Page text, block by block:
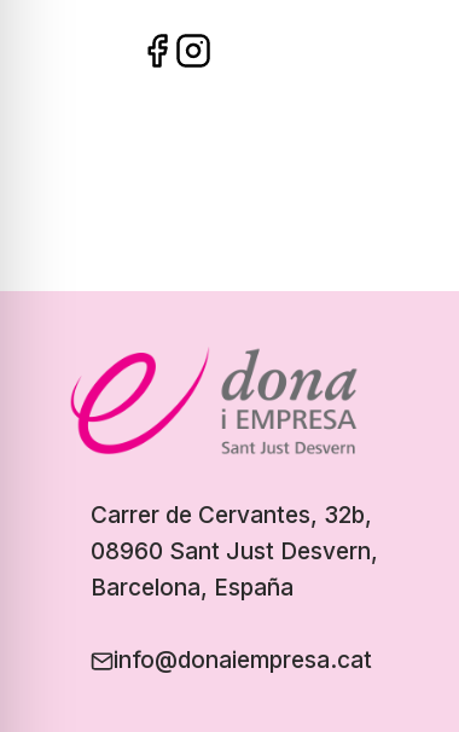
Carrer de Cervantes, 32b,
08960 Sant Just Desvern,
Barcelona, España
info@donaiempresa.cat